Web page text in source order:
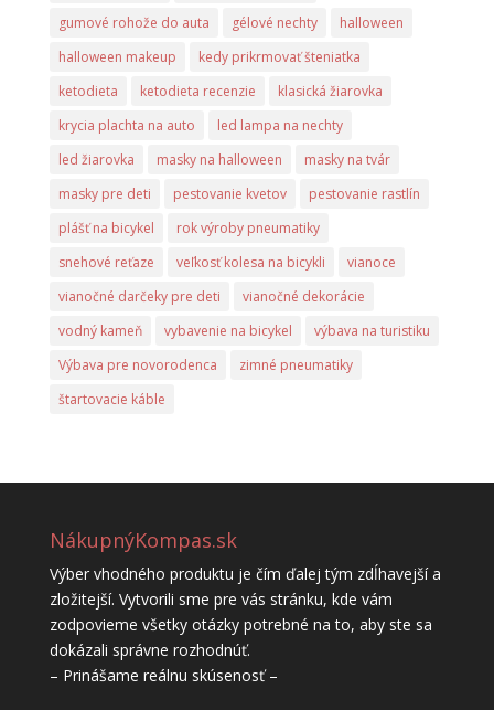
gumové rohože do auta
gélové nechty
halloween
halloween makeup
kedy prikrmovať šteniatka
ketodieta
ketodieta recenzie
klasická žiarovka
krycia plachta na auto
led lampa na nechty
led žiarovka
masky na halloween
masky na tvár
masky pre deti
pestovanie kvetov
pestovanie rastlín
plášť na bicykel
rok výroby pneumatiky
snehové reťaze
veľkosť kolesa na bicykli
vianoce
vianočné darčeky pre deti
vianočné dekorácie
vodný kameň
vybavenie na bicykel
výbava na turistiku
Výbava pre novorodenca
zimné pneumatiky
štartovacie káble
NákupnýKompas.sk
Výber vhodného produktu je čím ďalej tým zdĺhavejší a
zložitejší. Vytvorili sme pre vás stránku, kde vám
zodpovieme všetky otázky potrebné na to, aby ste sa
dokázali správne rozhodnúť.
– Prinášame reálnu skúsenosť –